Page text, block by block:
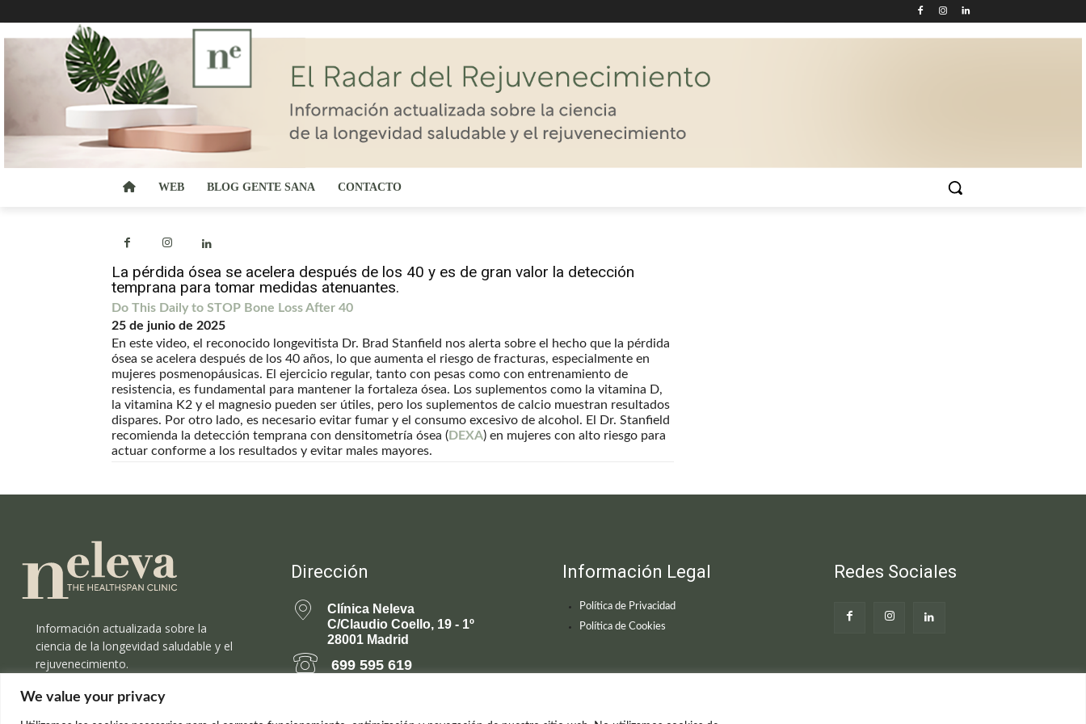
We value your privacy
WEB BLOG GENTE SANA CONTACTO
La pérdida ósea se acelera después de los 40 y es de gran valor la detección
temprana para tomar medidas atenuantes.
Do This Daily to STOP Bone Loss After 40
25 de junio de 2025
En este video, el reconocido longevitista Dr. Brad Stanfield nos alerta sobre el hecho que la pérdida
ósea se acelera después de los 40 años, lo que aumenta el riesgo de fracturas, especialmente en
mujeres posmenopáusicas. El ejercicio regular, tanto con pesas como con entrenamiento de
resistencia, es fundamental para mantener la fortaleza ósea. Los suplementos como la vitamina D,
la vitamina K2 y el magnesio pueden ser útiles, pero los suplementos de calcio muestran resultados
dispares. Por otro lado, es necesario evitar fumar y el consumo excesivo de alcohol. El Dr. Stanfield
recomienda la detección temprana con densitometría ósea (DEXA) en mujeres con alto riesgo para
actuar conforme a los resultados y evitar males mayores.
Información actualizada sobre la
ciencia de la longevidad saludable y el
rejuvenecimiento.
Dirección
Clínica Neleva
C/Claudio Coello, 19 - 1º
28001 Madrid
699 595 619
Información Legal
Política de Privacidad
Política de Cookies
Redes Sociales